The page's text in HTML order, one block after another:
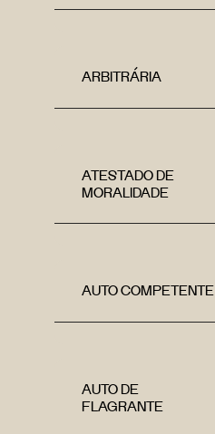
ARBITRÁRIA
ATESTADO DE
MORALIDADE
AUTO COMPETENTE
AUTO DE
FLAGRANTE